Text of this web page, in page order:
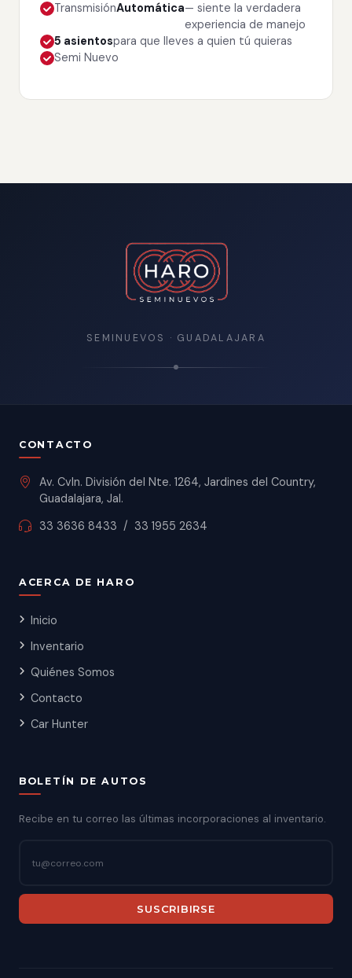
TransmisiónAutomática— siente la verdadera
experiencia de manejo
5 asientospara que lleves a quien tú quieras
Semi Nuevo
SEMINUEVOS · GUADALAJARA
CONTACTO
Av. Cvln. División del Nte. 1264, Jardines del Country,
Guadalajara, Jal.
33 3636 8433 / 33 1955 2634
ACERCA DE HARO
Inicio
Inventario
Quiénes Somos
Contacto
Car Hunter
BOLETÍN DE AUTOS
Recibe en tu correo las últimas incorporaciones al inventario.
SUSCRIBIRSE